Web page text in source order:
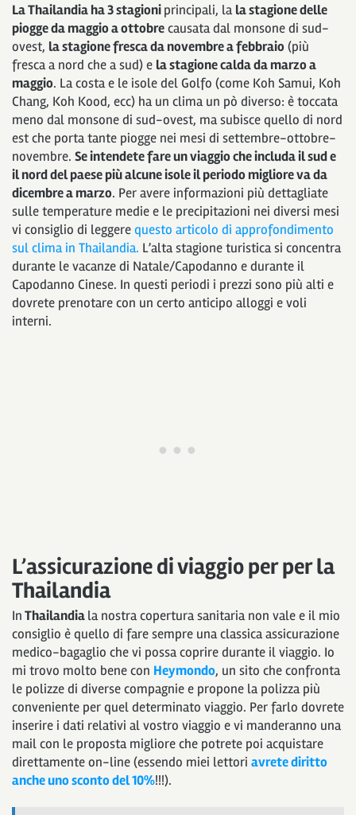
La Thailandia ha 3 stagioniprincipali, lala stagione delle
piogge da maggio a ottobrecausata dal monsone di sud-
ovest, la stagione fresca da novembre a febbraio (più
fresca a nord che a sud) e la stagione calda da marzo a
maggio. La costa e le isole del Golfo (come Koh Samui, Koh
Chang, Koh Kood, ecc) ha un clima un pò diverso: è toccata
meno dal monsone di sud-ovest, ma subisce quello di nord
est che porta tante piogge nei mesi di settembre-ottobre-
novembre. Se intendete fare un viaggio che includa il sud e
il nord del paese più alcune isole il periodo migliore va da
dicembre a marzo. Per avere informazioni più dettagliate
sulle temperature medie e le precipitazioni nei diversi mesi
vi consiglio di leggerequesto articolo di approfondimento
sul clima in Thailandia. L’alta stagione turistica si concentra
durante le vacanze di Natale/Capodanno e durante il
Capodanno Cinese. In questi periodi i prezzi sono più alti e
dovrete prenotare con un certo anticipo alloggi e voli
interni.
L’assicurazione di viaggio perper la
Thailandia
InThailandiala nostra copertura sanitaria non vale e il mio
consiglio è quello di fare sempre una classica assicurazione
medico-bagaglio che vi possa coprire durante il viaggio. Io
mi trovo molto bene con Heymondo, un sito che confronta
le polizze di diverse compagnie e propone la polizza più
conveniente per quel determinato viaggio. Per farlo dovrete
inserire i dati relativi al vostro viaggio e vi manderanno una
mail con le proposta migliore che potrete poi acquistare
direttamente on-line (essendo miei lettori avrete diritto
anche uno sconto del 10%!!!).